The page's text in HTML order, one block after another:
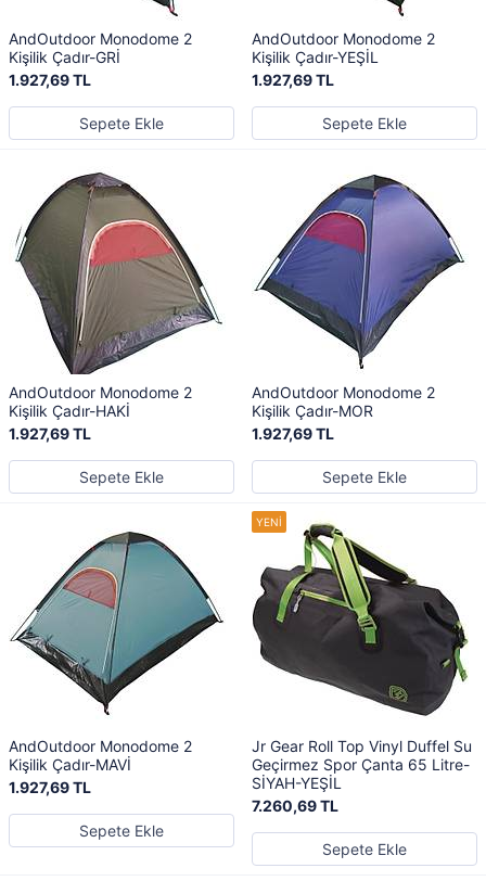
AndOutdoor Monodome 2
Kişilik Çadır-GRİ
1.927,69 TL
Sepete Ekle
AndOutdoor Monodome 2
Kişilik Çadır-YEŞİL
1.927,69 TL
Sepete Ekle
AndOutdoor Monodome 2
Kişilik Çadır-HAKİ
1.927,69 TL
Sepete Ekle
AndOutdoor Monodome 2
Kişilik Çadır-MOR
1.927,69 TL
Sepete Ekle
AndOutdoor Monodome 2
Kişilik Çadır-MAVİ
1.927,69 TL
Sepete Ekle
Jr Gear Roll Top Vinyl Duffel Su
Geçirmez Spor Çanta 65 Litre-
SİYAH-YEŞİL
7.260,69 TL
Sepete Ekle